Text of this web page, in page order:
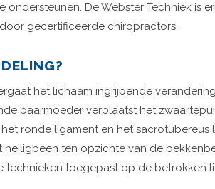
De Webster Techniek is
gecertificeerde chiropractors.
het lichaam ingrijpende
baarmoeder verplaatst het
ronde ligament en het
ten opzichte van de
technieken toegepast op de betrokken